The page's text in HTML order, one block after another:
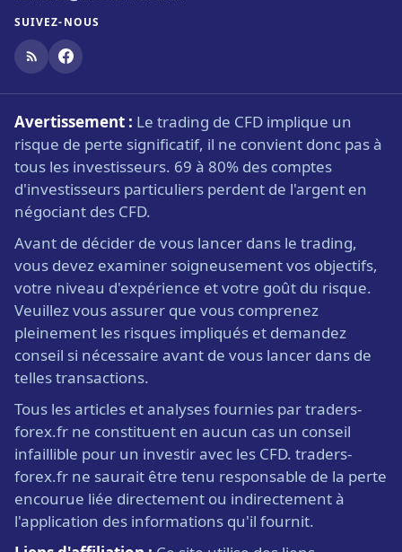
SUIVEZ-NOUS
Avertissement : Le trading de CFD implique un
risque de perte significatif, il ne convient donc pas à
tous les investisseurs. 69 à 80% des comptes
d'investisseurs particuliers perdent de l'argent en
négociant des CFD.
Avant de décider de vous lancer dans le trading,
vous devez examiner soigneusement vos objectifs,
votre niveau d'expérience et votre goût du risque.
Veuillez vous assurer que vous comprenez
pleinement les risques impliqués et demandez
conseil si nécessaire avant de vous lancer dans de
telles transactions.
Tous les articles et analyses fournies par traders-
forex.fr ne constituent en aucun cas un conseil
infaillible pour un investir avec les CFD. traders-
forex.fr ne saurait être tenu responsable de la perte
encourue liée directement ou indirectement à
l'application des informations qu'il fournit.